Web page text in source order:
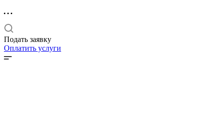
Подать заявку
Оплатить услуги